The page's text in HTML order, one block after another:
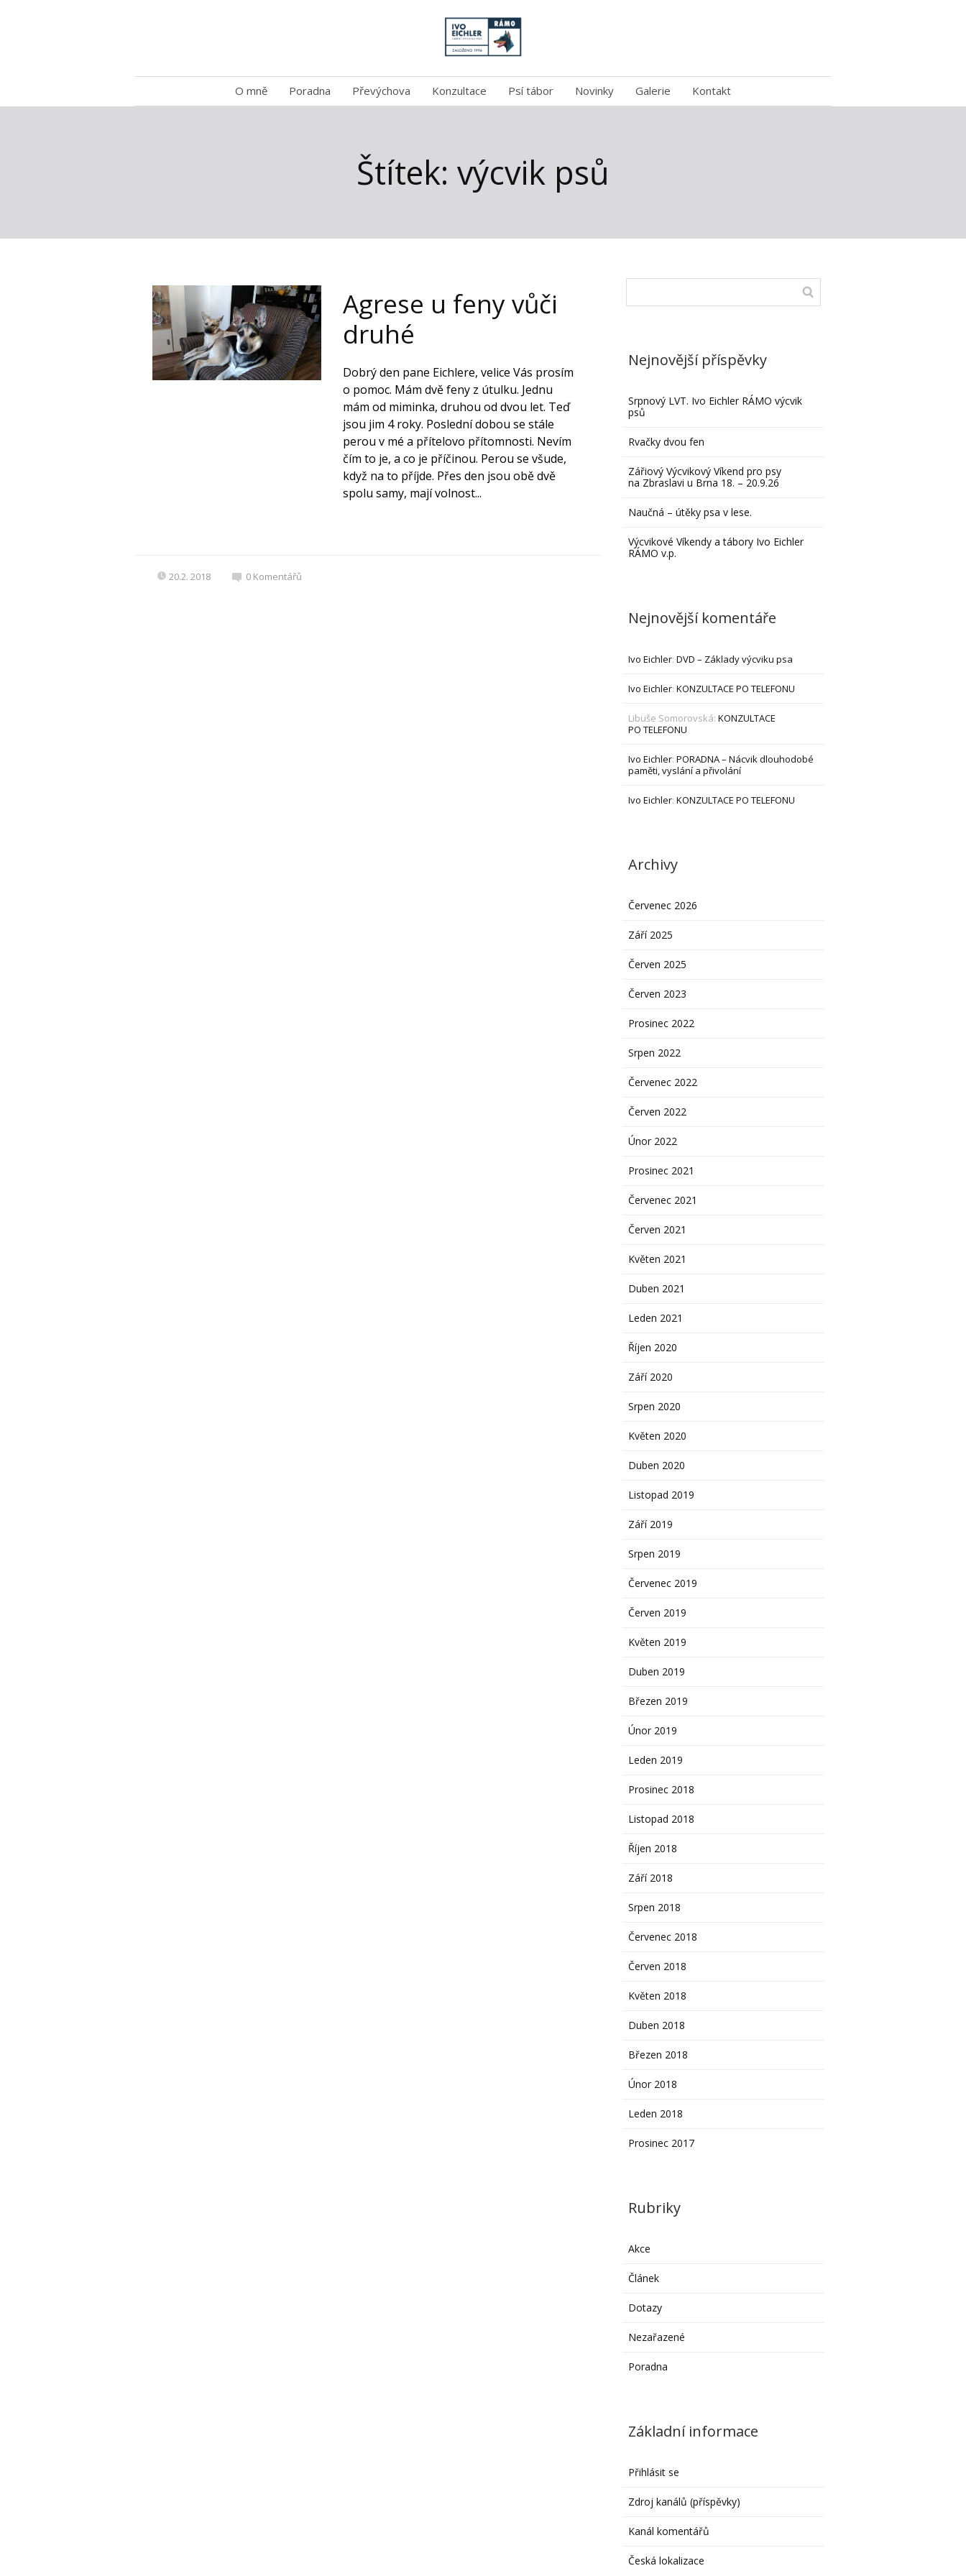
O mně Poradna Převýchova Konzultace Psí tábor Novinky Galerie Kontakt
Štítek: výcvik psů
Agrese u feny vůči
druhé
Dobrý den pane Eichlere, velice Vás prosím
o pomoc. Mám dvě feny z útulku. Jednu
mám od miminka, druhou od dvou let. Teď
jsou jim 4 roky. Poslední dobou se stále
perou v mé a přítelovo přítomnosti. Nevím
čím to je, a co je příčinou. Perou se všude,
když na to příjde. Přes den jsou obě dvě
spolu samy, mají volnost...
20.2. 2018 0 Komentářů
Nejnovější příspěvky
Srpnový LVT. Ivo Eichler RÁMO výcvik
psů
Rvačky dvou fen
Zářiový Výcvikový Víkend pro psy
na Zbraslavi u Brna 18. – 20.9.26
Naučná – útěky psa v lese.
Výcvikové Víkendy a tábory Ivo Eichler
RÁMO v.p.
Nejnovější komentáře
Ivo Eichler:DVD – Základy výcviku psa
Ivo Eichler:KONZULTACE PO TELEFONU
Libuše Somorovská:KONZULTACE
PO TELEFONU
Ivo Eichler:PORADNA – Nácvik dlouhodobé
paměti, vyslání a přivolání
Ivo Eichler:KONZULTACE PO TELEFONU
Archivy
Červenec 2026
Září 2025
Červen 2025
Červen 2023
Prosinec 2022
Srpen 2022
Červenec 2022
Červen 2022
Únor 2022
Prosinec 2021
Červenec 2021
Červen 2021
Květen 2021
Duben 2021
Leden 2021
Říjen 2020
Září 2020
Srpen 2020
Květen 2020
Duben 2020
Listopad 2019
Září 2019
Srpen 2019
Červenec 2019
Červen 2019
Květen 2019
Duben 2019
Březen 2019
Únor 2019
Leden 2019
Prosinec 2018
Listopad 2018
Říjen 2018
Září 2018
Srpen 2018
Červenec 2018
Červen 2018
Květen 2018
Duben 2018
Březen 2018
Únor 2018
Leden 2018
Prosinec 2017
Rubriky
Akce
Článek
Dotazy
Nezařazené
Poradna
Základní informace
Přihlásit se
Zdroj kanálů (příspěvky)
Kanál komentářů
Česká lokalizace